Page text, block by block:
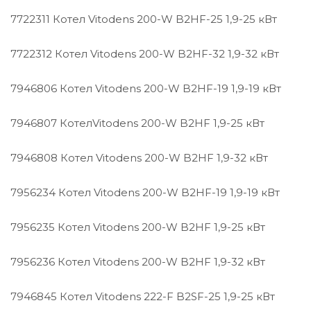
7722311 Котел Vitodens 200-W B2HF-25 1,9-25 кВт
7722312 Котел Vitodens 200-W B2HF-32 1,9-32 кВт
7946806 Котел Vitodens 200-W B2HF-19 1,9-19 кВт
7946807 КотелVitodens 200-W B2HF 1,9-25 кВт
7946808 Котел Vitodens 200-W B2HF 1,9-32 кВт
7956234 Котел Vitodens 200-W B2HF-19 1,9-19 кВт
7956235 Котел Vitodens 200-W B2HF 1,9-25 кВт
7956236 Котел Vitodens 200-W B2HF 1,9-32 кВт
7946845 Котел Vitodens 222-F B2SF-25 1,9-25 кВт